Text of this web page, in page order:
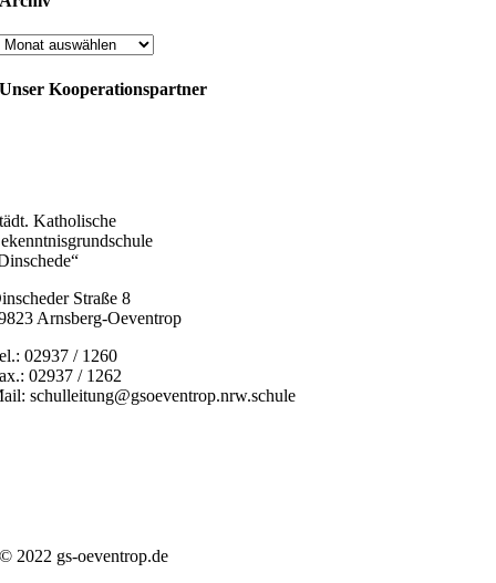
Unser Kooperationspartner
Katholische
Straße 8
Arnsberg-Oeventrop
02937 / 1260
02937 / 1262
schulleitung@gsoeventrop.nrw.schule
© 2022 gs-oeventrop.de